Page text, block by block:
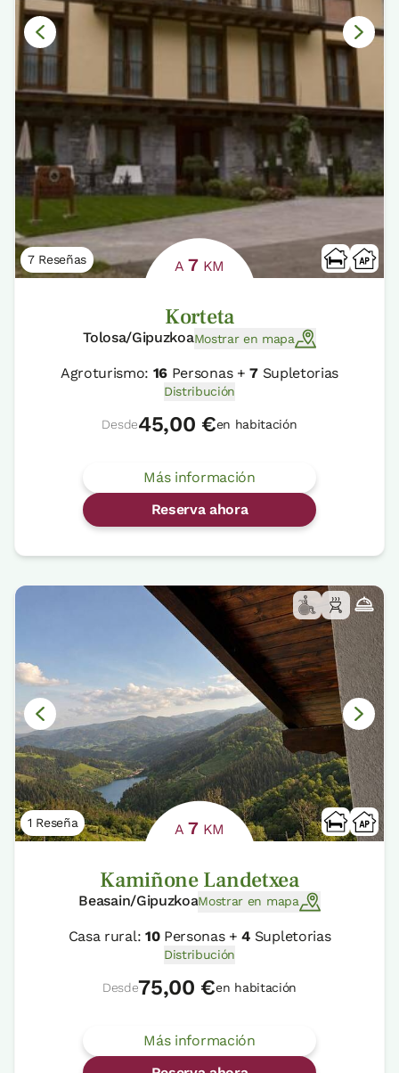
7 Reseñas A7 KM
Korteta
Tolosa/GipuzkoaMostrar en mapa
Agroturismo: 16 Personas +7Supletorias
Distribución
Desde45,00 €en habitación
Más información
Reserva ahora
1 Reseña A7 KM
Kamiñone Landetxea
Beasain/GipuzkoaMostrar en mapa
Casa rural: 10Personas +4 Supletorias
Distribución
Desde75,00 €en habitación
Más información